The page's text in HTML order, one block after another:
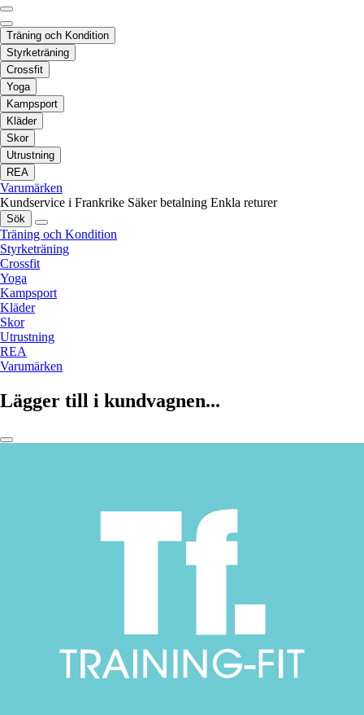
Träning och Kondition
Styrketräning
Crossfit
Yoga
Kampsport
Kläder
Skor
Utrustning
REA
Varumärken
Kundservice i Frankrike Säker betalning Enkla returer
Sök
Träning och Kondition
Styrketräning
Crossfit
Yoga
Kampsport
Kläder
Skor
Utrustning
REA
Varumärken
Lägger till i kundvagnen...